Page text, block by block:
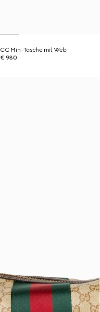
GG Mini-Tasche mit Web
€ 980